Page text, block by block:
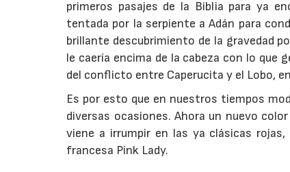
primeros pasajes de la Biblia para ya
tentada por la serpiente a Adán para
brillante descubrimiento de la gravedad
le caería encima de la cabeza con lo que
del conflicto entre Caperucita y el Lobo,
Es por esto que en nuestros tiempos
diversas ocasiones. Ahora un nuevo
viene a irrumpir en las ya clásicas
francesa Pink Lady.